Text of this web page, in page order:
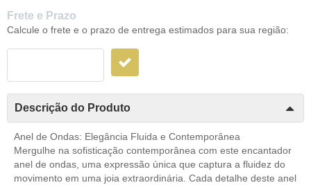
Frete e Prazo
Calcule o frete e o prazo de entrega estimados para sua região:
Descrição do Produto
Anel de Ondas: Elegância Fluida e Contemporânea
Mergulhe na sofisticação contemporânea com este encantador
anel de ondas, uma expressão única que captura a fluidez do
movimento em uma joia extraordinária. Cada detalhe deste anel